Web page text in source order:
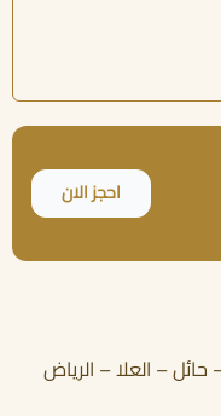
احجز الان
– العلا – الرياض